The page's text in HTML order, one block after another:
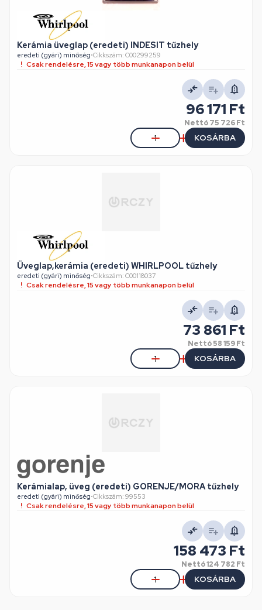
Kerámia üveglap (eredeti) INDESIT tűzhely
eredeti (gyári) minőség•Cikkszám: C00299259
Csak rendelésre, 15 vagy több munkanapon belül
96 171 Ft
Nettó75 726 Ft
KOSÁRBA
Üveglap,kerámia (eredeti) WHIRLPOOL tűzhely
eredeti (gyári) minőség•Cikkszám: C00118037
Csak rendelésre, 15 vagy több munkanapon belül
73 861 Ft
Nettó58 159 Ft
KOSÁRBA
Kerámialap, üveg (eredeti) GORENJE/MORA tűzhely
eredeti (gyári) minőség•Cikkszám: 99553
Csak rendelésre, 15 vagy több munkanapon belül
158 473 Ft
Nettó124 782 Ft
KOSÁRBA